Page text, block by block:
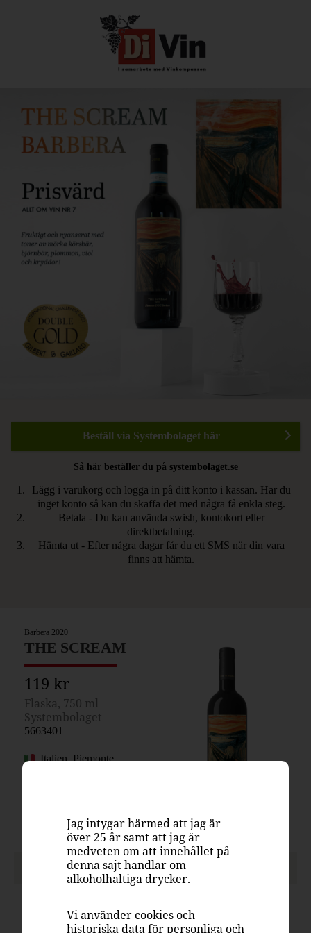
Barbera 2020
THE SCREAM
119 kr
Flaska, 750 ml
Systembolaget
5663401
Italien, Piemonte
PASSAR TILL
Beställ via Systembolaget här
Så här beställer du på systembolaget.se
Lägg i varukorg och logga in på ditt konto i kassan. Har du
inget konto så kan du skaffa det med några få enkla steg.
Betala - Du kan använda swish, kontokort eller
direktbetalning.
Hämta ut - Efter några dagar får du ett SMS när din vara
finns att hämta.
Jag intygar härmed att jag är
över 25 år samt att jag är
medveten om att innehållet på
denna sajt handlar om
alkoholhaltiga drycker.
Vi använder cookies och
historiska data för personliga och